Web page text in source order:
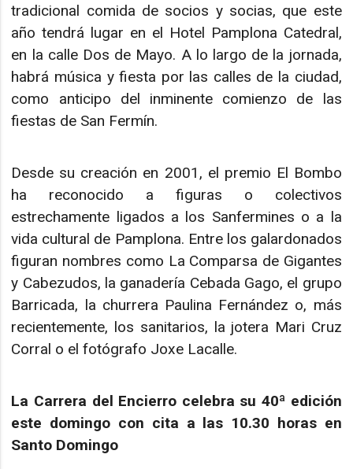
tradicional comida de socios y socias, que este
año tendrá lugar en el Hotel Pamplona Catedral,
en la calle Dos de Mayo. A lo largo de la jornada,
habrá música y fiesta por las calles de la ciudad,
como anticipo del inminente comienzo de las
fiestas de San Fermín.
Desde su creación en 2001, el premio El Bombo
ha reconocido a figuras o colectivos
estrechamente ligados a los Sanfermines o a la
vida cultural de Pamplona. Entre los galardonados
figuran nombres como La Comparsa de Gigantes
y Cabezudos, la ganadería Cebada Gago, el grupo
Barricada, la churrera Paulina Fernández o, más
recientemente, los sanitarios, la jotera Mari Cruz
Corral o el fotógrafo Joxe Lacalle.
La Carrera del Encierro celebra su 40ª edición
este domingo con cita a las 10.30 horas en
Santo Domingo